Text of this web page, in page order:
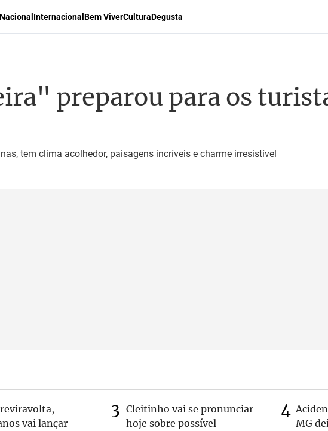
Nacional Internacional Bem ViverCulturaDegusta
preparou para os
tem clima acolhedor, paisagens incríveis e charme irresistível
vai lançar
Cleitinho vai se pronunciar
hoje sobre possível
MG